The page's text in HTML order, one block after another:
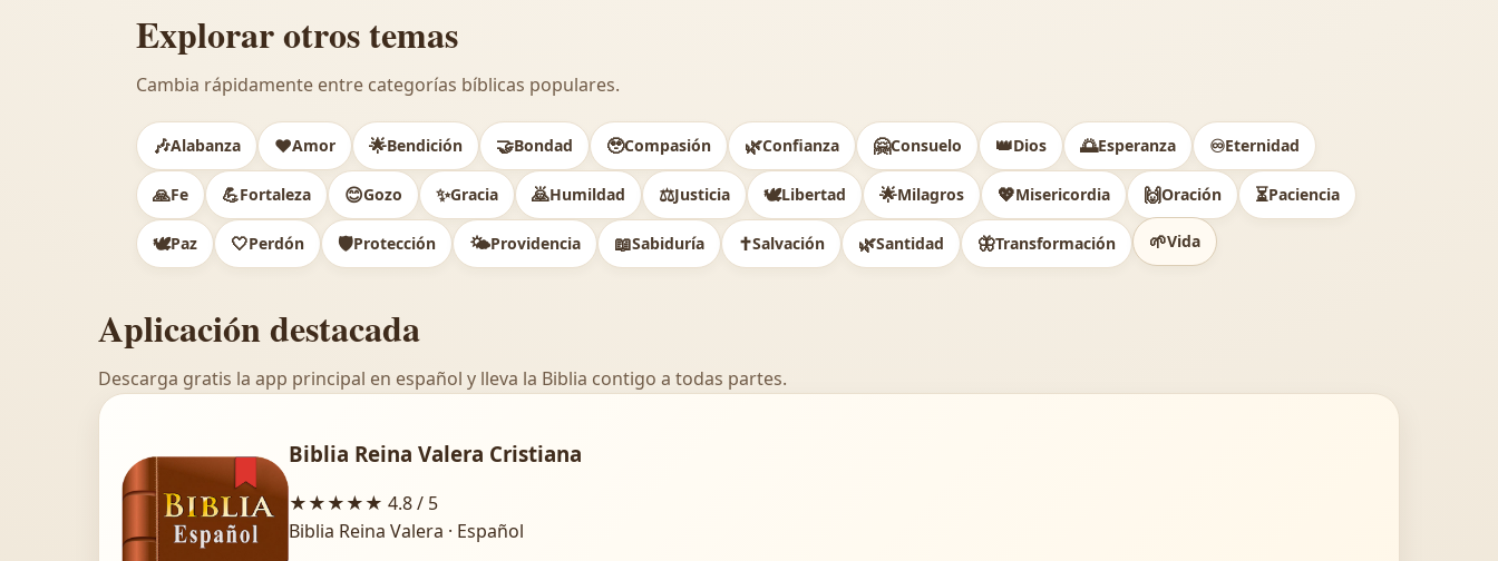
Explorar otros temas
Cambia rápidamente entre categorías bíblicas populares.
🎶Alabanza ❤️Amor 🌟Bendición 🤝Bondad 🥹Compasión 🌿Confianza 🤗Consuelo 👑Dios 🌅Esperanza ♾️Eternidad
🙏Fe 💪Fortaleza 😊Gozo ✨Gracia 🙇Humildad ⚖️Justicia 🕊Libertad 🌟Milagros 💖Misericordia 🙌Oración ⏳Paciencia
🕊️Paz 🤍Perdón 🛡️Protección 🌤️Providencia 📖Sabiduría ✝️Salvación 🌿Santidad 🦋Transformación 🌱Vida
Aplicación destacada
Descarga gratis la app principal en español y lleva la Biblia contigo a todas partes.
Biblia Reina Valera Cristiana
★★★★★ 4.8 / 5
Biblia Reina Valera · Español